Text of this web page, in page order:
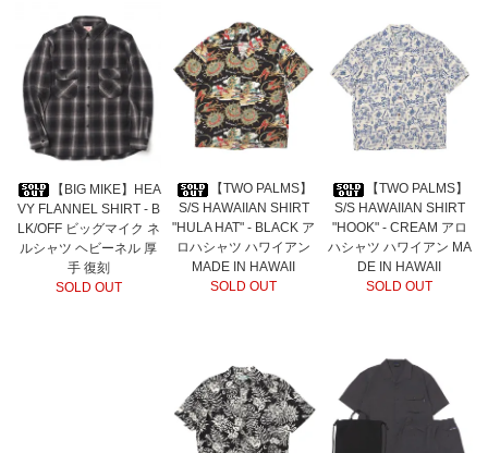
【BIG MIKE】HEA
VY FLANNEL SHIRT - B
LK/OFF ビッグマイク ネ
ルシャツ ヘビーネル 厚
手 復刻
SOLD OUT
【TWO PALMS】
S/S HAWAIIAN SHIRT
"HULA HAT" - BLACK ア
ロハシャツ ハワイアン
MADE IN HAWAII
SOLD OUT
【TWO PALMS】
S/S HAWAIIAN SHIRT
"HOOK" - CREAM アロ
ハシャツ ハワイアン MA
DE IN HAWAII
SOLD OUT